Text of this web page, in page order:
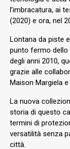
l’imbracatura, ai
(2020) e ora, nel
Lontana da piste
punto fermo dello
degli anni 2010,
grazie alle
Maison Margiela e
La nuova
storia di questo
termini di
versatilità senza
città.